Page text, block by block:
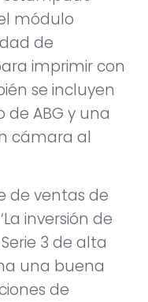
módulo
de
imprimir con
se incluyen
ABG y una
cámara al
de ventas de
inversión de
3 de alta
una buena
de